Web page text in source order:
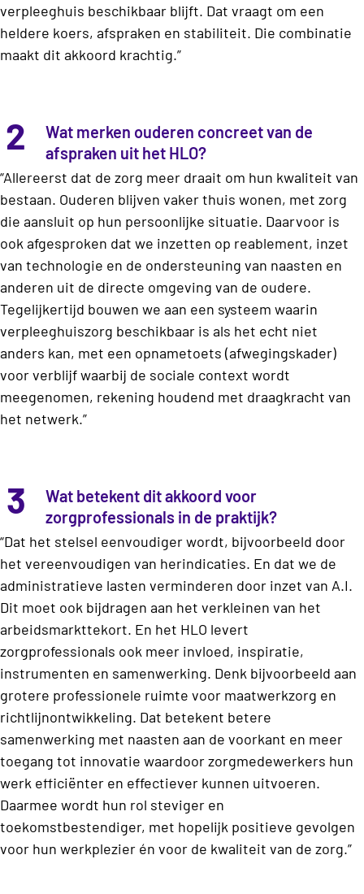
verpleeghuis beschikbaar blijft. Dat vraagt om een
heldere koers, afspraken en stabiliteit. Die combinatie
maakt dit akkoord krachtig.”
2
Wat merken ouderen concreet van de
afspraken uit het HLO?
“Allereerst dat de zorg meer draait om hun kwaliteit van
bestaan. Ouderen blijven vaker thuis wonen, met zorg
die aansluit op hun persoonlijke situatie. Daarvoor is
ook afgesproken dat we inzetten op reablement, inzet
van technologie en de ondersteuning van naasten en
anderen uit de directe omgeving van de oudere.
Tegelijkertijd bouwen we aan een systeem waarin
verpleeghuiszorg beschikbaar is als het echt niet
anders kan, met een opnametoets (afwegingskader)
voor verblijf waarbij de sociale context wordt
meegenomen, rekening houdend met draagkracht van
het netwerk.”
3
Wat betekent dit akkoord voor
zorgprofessionals in de praktijk?
“Dat het stelsel eenvoudiger wordt, bijvoorbeeld door
het vereenvoudigen van herindicaties. En dat we de
administratieve lasten verminderen door inzet van A.I.
Dit moet ook bijdragen aan het verkleinen van het
arbeidsmarkttekort. En het HLO levert
zorgprofessionals ook meer invloed, inspiratie,
instrumenten en samenwerking. Denk bijvoorbeeld aan
grotere professionele ruimte voor maatwerkzorg en
richtlijnontwikkeling. Dat betekent betere
samenwerking met naasten aan de voorkant en meer
toegang tot innovatie waardoor zorgmedewerkers hun
werk efficiënter en effectiever kunnen uitvoeren.
Daarmee wordt hun rol steviger en
toekomstbestendiger, met hopelijk positieve gevolgen
voor hun werkplezier én voor de kwaliteit van de zorg.”